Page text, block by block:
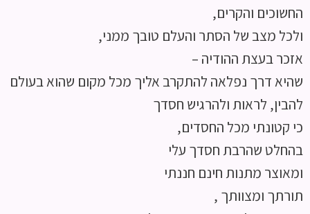
החשוכים והקרים,
ולכל מצב של הסתר והעלם טובך ממני,
אזכר בעצת ההודיה –
שהיא דרך נפלאה להתקרב אליך מכל מקום שהוא בעולם
להבין, לראות ולהרגיש חסדך
כי קטונתי מכל החסדים,
בהחלט שהרבת חסדך עלי
ומאוצר מתנות חינם חננתי
תורתך ומצוותך ,